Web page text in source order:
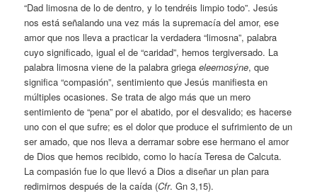
“Dad limosna de lo de dentro, y lo tendréis limpio todo”. Jesús
nos está señalando una vez más la supremacía del amor, ese
amor que nos lleva a practicar la verdadera “limosna”, palabra
cuyo significado, igual el de “caridad”, hemos tergiversado. La
palabra limosna viene de la palabra griegaeleemosýne, que
significa “compasión”, sentimiento que Jesús manifiesta en
múltiples ocasiones. Se trata de algo más que un mero
sentimiento de “pena” por el abatido, por el desvalido; es hacerse
uno con el que sufre; es el dolor que produce el sufrimiento de un
ser amado, que nos lleva a derramar sobre ese hermano el amor
de Dios que hemos recibido, como lo hacía Teresa de Calcuta.
La compasión fue lo que llevó a Dios a diseñar un plan para
redimirnos después de la caída (Cfr. Gn 3,15).